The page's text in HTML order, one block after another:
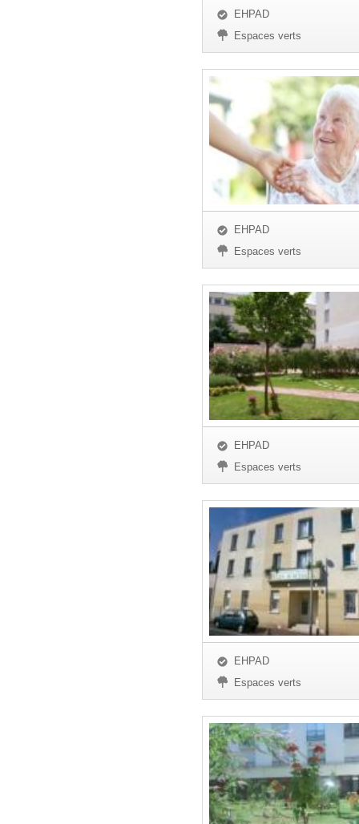
EHPAD
Espaces verts
EHPAD
Espaces verts
EHPAD
Espaces verts
EHPAD
Espaces verts